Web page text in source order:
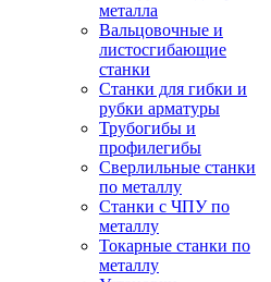
металла
Вальцовочные и
листосгибающие
станки
Станки для гибки и
рубки арматуры
Трубогибы и
профилегибы
Сверлильные станки
по металлу
Станки с ЧПУ по
металлу
Токарные станки по
металлу